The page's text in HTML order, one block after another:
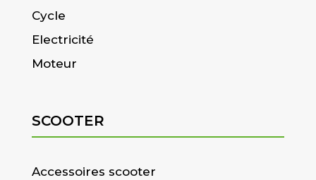
Cycle
Electricité
Moteur
SCOOTER
Accessoires scooter